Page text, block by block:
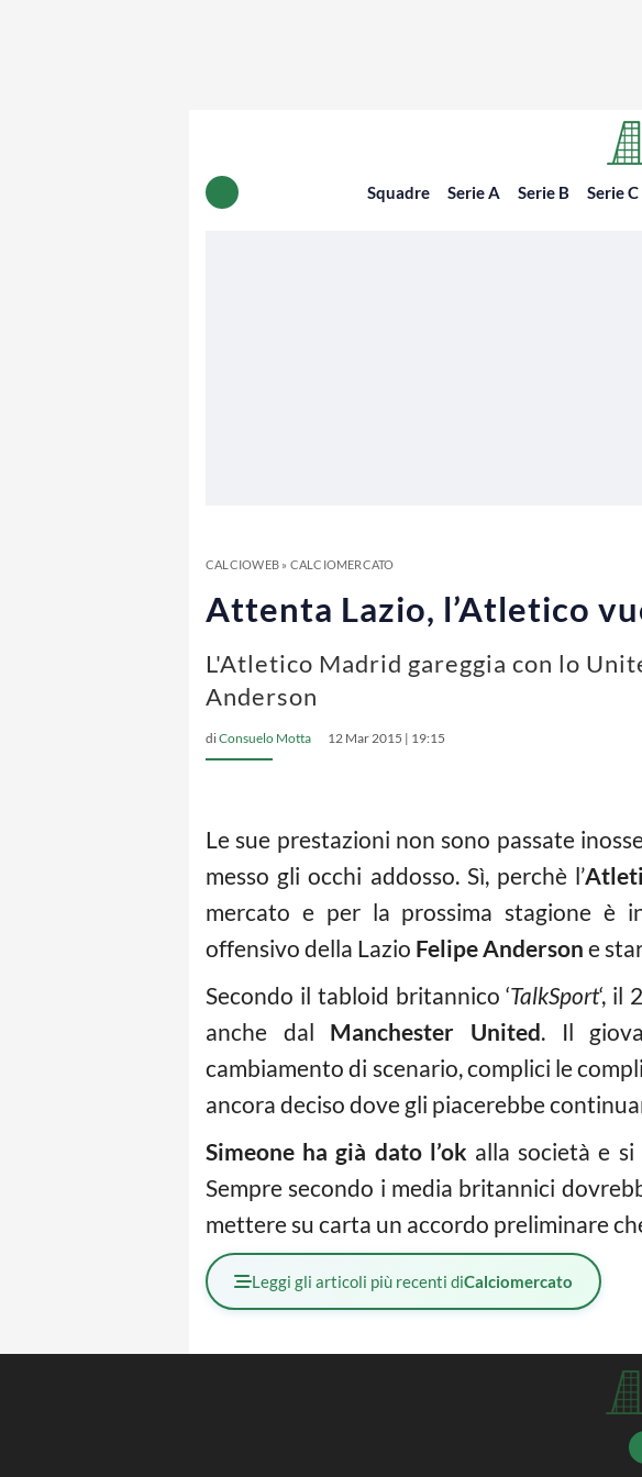
Squadre Serie A Serie B Serie C
CALCIOWEB» CALCIOMERCATO
Attenta Lazio, l’Atletico
L'Atletico Madrid gareggia con lo
Anderson
diConsuelo Motta 12 Mar 2015 | 19:15
Le sue prestazioni non sono passate
messo gli occhi addosso. Sì, perchè l’
mercato e per la prossima stagione è
offensivo della Lazio Felipe Anderson e
Secondo il tabloid britannico ‘TalkSport‘, il
anche dal Manchester United. Il
cambiamento di scenario, complici le
ancora deciso dove gli piacerebbe
Simeone ha già dato l’ok alla società e
Sempre secondo i media britannici
mettere su carta un accordo preliminare
Leggi gli articoli più recenti diCalciomercato